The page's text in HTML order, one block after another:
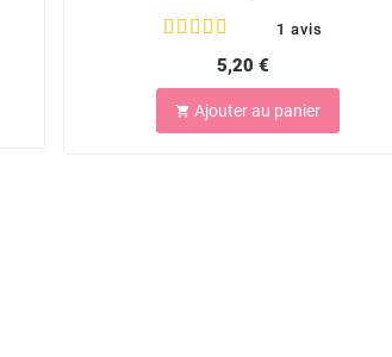
1 avis
5,20 €
 Ajouter au panier